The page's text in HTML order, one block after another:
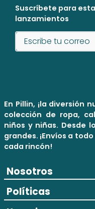
Suscríbete para
lanzamientos
En Pillin, ¡la diversión
colección de ropa,
niños y niñas. Desde
grandes. ¡Envíos a
cada rincón!
Nosotros
Políticas